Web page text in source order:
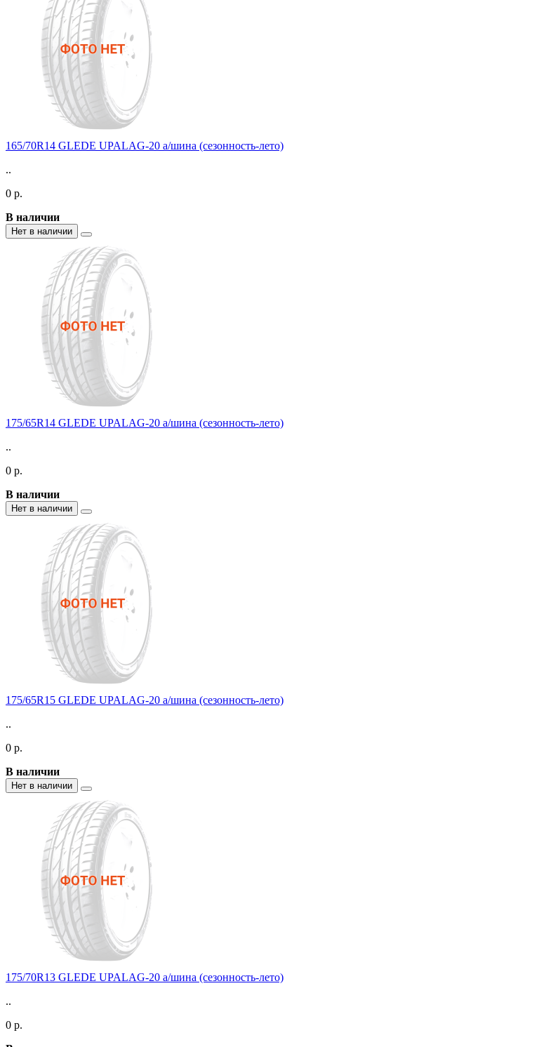
165/70R14 GLEDE UPALAG-20 а/шина (сезонность-лето)
..
0 р.
В наличии
Нет в наличии
175/65R14 GLEDE UPALAG-20 а/шина (сезонность-лето)
..
0 р.
В наличии
Нет в наличии
175/65R15 GLEDE UPALAG-20 а/шина (сезонность-лето)
..
0 р.
В наличии
Нет в наличии
175/70R13 GLEDE UPALAG-20 а/шина (сезонность-лето)
..
0 р.